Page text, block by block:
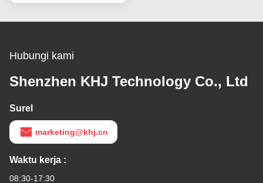
Hubungi kami
Shenzhen KHJ Technology Co., Ltd
Surel
marketing@khj.cn
Waktu kerja :
08:30-17:30